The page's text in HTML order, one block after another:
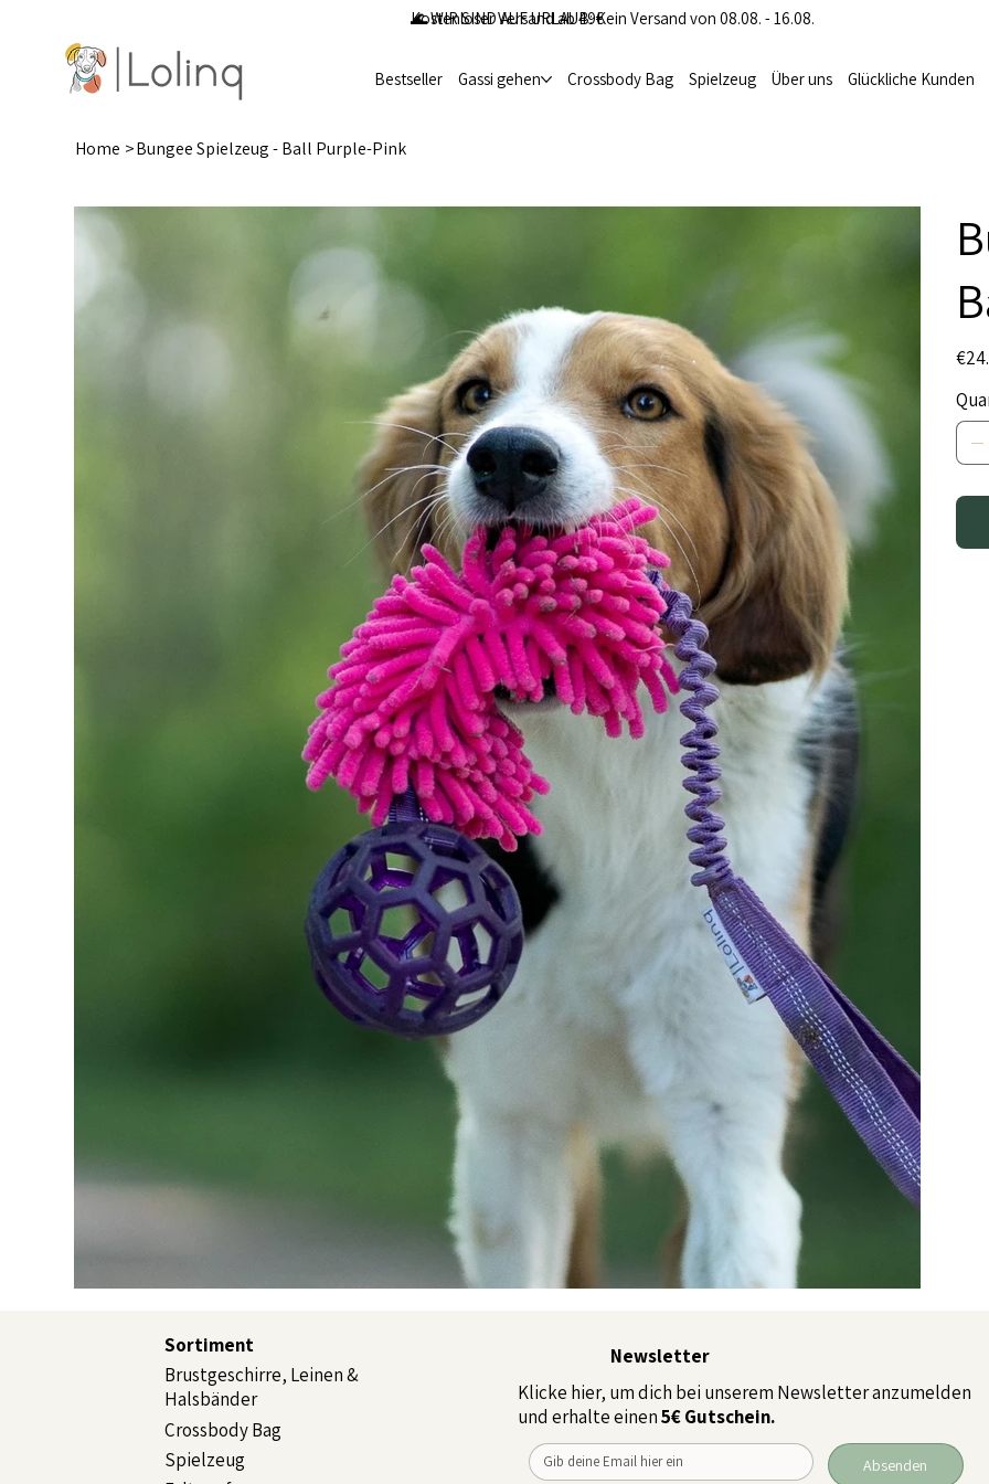
Kostenloser Versand ab 49€
Bestseller Gassi gehen Crossbody Bag Spielzeug Über uns Glückliche Kunden
🌊 WIR SIND AUF URLAUB: Kein Versand von 08.08. - 16.08.
Home >Bungee Spielzeug - Ball Purple-Pink
price
Sortiment
Brustgeschirre, Leinen &
Halsbänder
Crossbody Bag
Spielzeug
Newsletter
Klicke hier, um dich bei unserem Newsletter anzumelden
und erhalte einen5€ Gutschein.
Absenden